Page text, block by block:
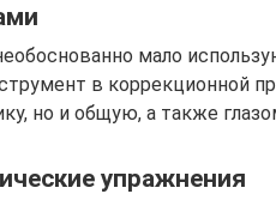
мало
в коррекционной
но и общую, а также
упражнения